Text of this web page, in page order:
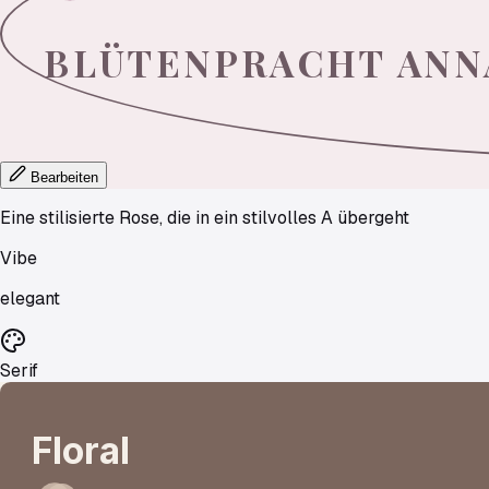
BLÜTENPRACHT
Bearbeiten
Eine stilisierte Rose, die in ein stilvolles A übergeht
Vibe
elegant
Serif
Floral